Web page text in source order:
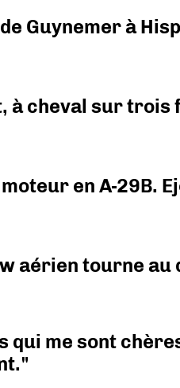
Guynemer à
à cheval sur trois
moteur en A-29B.
aérien tourne au
qui me sont